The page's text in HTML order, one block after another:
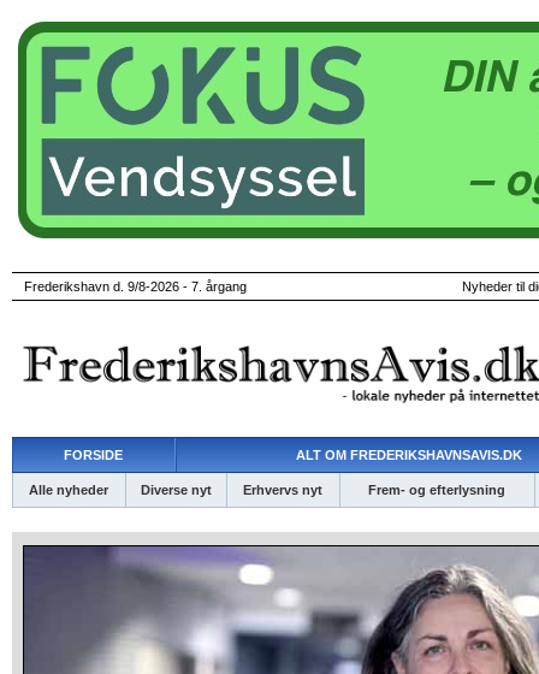
Frederikshavn d. 9/8-2026 - 7. årgang Nyheder til
FORSIDE ALT OM FREDERIKSHAVNSAVIS.DK
Alle nyheder Diverse nyt Erhvervs nyt Frem- og efterlysning